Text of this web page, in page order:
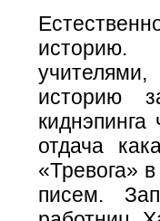
историю.
историю
отдача
«Тревога»
писем.